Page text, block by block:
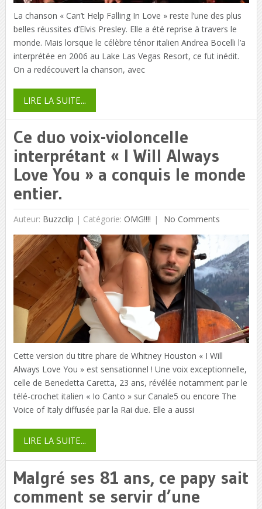
La chanson « Can’t Help Falling In Love » reste l’une des plus
belles réussites d’Elvis Presley. Elle a été reprise à travers le
monde. Mais lorsque le célèbre ténor italien Andrea Bocelli l’a
interprétée en 2006 au Lake Las Vegas Resort, ce fut inédit.
On a redécouvert la chanson, avec
LIRE LA SUITE...
Ce duo voix-violoncelle
interprétant « I Will Always
Love You » a conquis le monde
entier.
Auteur: Buzzclip | Catégorie: OMG!!!! No Comments
Cette version du titre phare de Whitney Houston « I Will
Always Love You » est sensationnel ! Une voix exceptionnelle,
celle de Benedetta Caretta, 23 ans, révélée notamment par le
télé-crochet italien « Io Canto » sur Canale5 ou encore The
Voice of Italy diffusée par la Rai due. Elle a aussi
LIRE LA SUITE...
Malgré ses 81 ans, ce papy sait
comment se servir d’une